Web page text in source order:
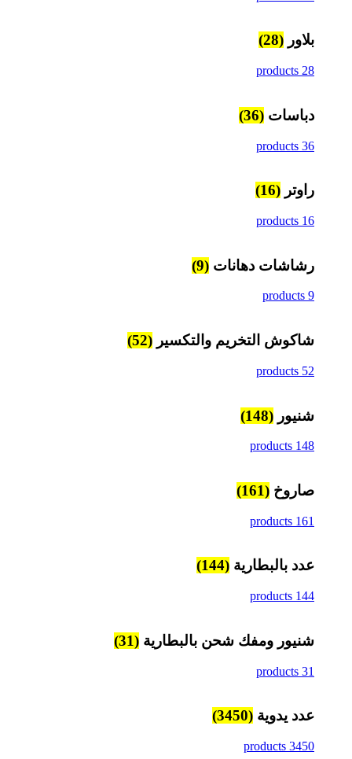
بلاور (28)
28 products
دباسات (36)
36 products
راوتر (16)
16 products
رشاشات دهانات (9)
9 products
شاكوش التخريم والتكسير (52)
52 products
شنيور (148)
148 products
صاروخ (161)
161 products
عدد بالبطارية (144)
144 products
شنيور ومفك شحن بالبطارية (31)
31 products
عدد يدوية (3450)
3450 products